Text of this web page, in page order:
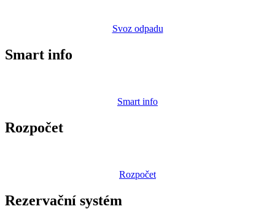
Svoz odpadu
Smart info
Smart info
Rozpočet
Rozpočet
Rezervační systém